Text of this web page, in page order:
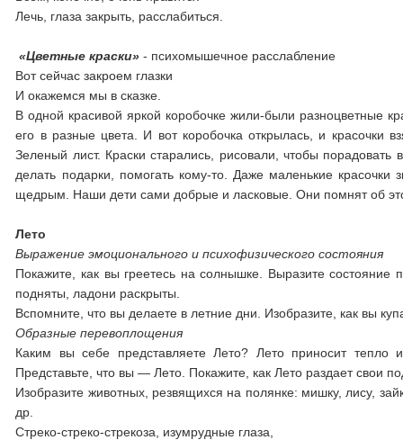
Лечь, глаза закрыть, расслабиться.
«Цветные краски» - психомышечное расслабление
Вот сейчас закроем глазки
И окажемся мы в сказке.
В одной красивой яркой коробочке жили-были разноцветные
его в разные цвета. И вот коробочка открылась, и красочки
Зеленый лист. Краски старались, рисовали, чтобы порадовать
делать подарки, помогать кому-то. Даже маленькие
щедрым. Наши дети сами добрые и ласковые. Они помнят об
Лето
Выражение эмоционального и психофизического состояния
Покажите, как вы греетесь на солнышке. Выразите состояние
подняты, ладони раскрыты.
Вспомните, что вы делаете в летние дни. Изобразите, как вы
Образные перевоплощения
Каким вы себе представляете Лето? Лето приносит
Представьте, что вы — Лето. Покажите, как Лето раздает свои
Изобразите животных, резвящихся на полянке: мишку, лису,
др.
Стреко-стреко-стрекоза, изумрудные глаза,